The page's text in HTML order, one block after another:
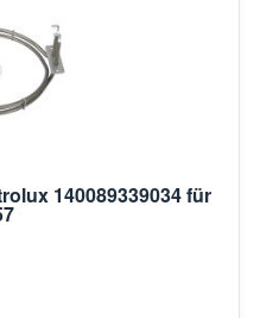
140089339034 für